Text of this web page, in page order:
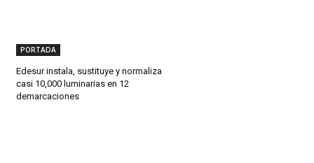
PORTADA
Edesur instala, sustituye y normaliza
casi 10,000 luminarias en 12
demarcaciones